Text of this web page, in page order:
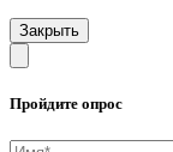
Закрыть
Пройдите опрос